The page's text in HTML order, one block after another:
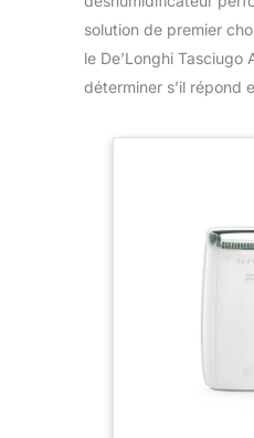
solution de premier
le De’Longhi Tasciugo
déterminer s’il répond